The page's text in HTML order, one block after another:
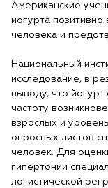
Американские
йогурта позитивно
человека и
Национальный
исследование, в
выводу, что
частоту
взрослых и
опросных листов
человек. Для
гипертонии
логистической